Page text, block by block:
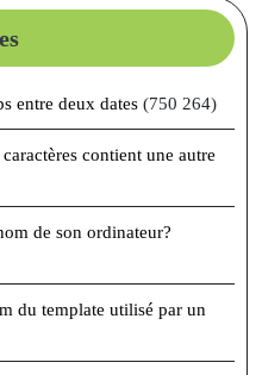
entre deux dates (750 264)
contient une autre
de son ordinateur?
du template utilisé par un